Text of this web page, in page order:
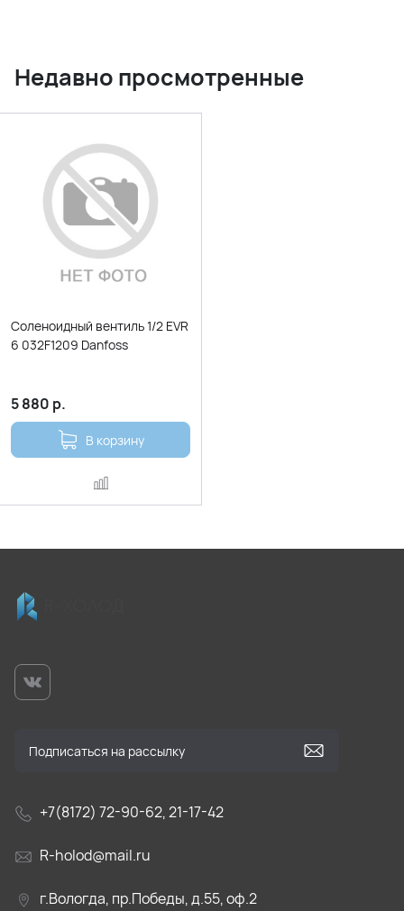
Недавно просмотренные
Соленоидный вентиль 1/2 EVR
6 032F1209 Danfoss
5 880 р.
В корзину
+7(8172) 72-90-62, 21-17-42
R-holod@mail.ru
г.Вологда, пр.Победы, д.55, оф.2